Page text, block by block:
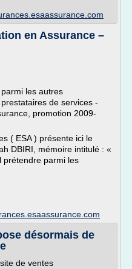
en Assurance –
les autres
de services -
promotion 2009-
( ESA ) présente ici le
DBIRI, mémoire intitulé : «
prétendre parmi les
désormais de
de ventes